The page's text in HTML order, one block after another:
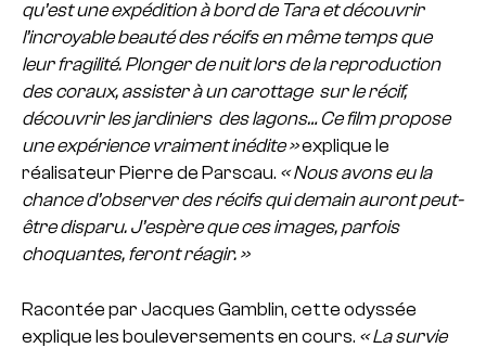
qu’est une expédition à bord de Tara et découvrir
l’incroyable beauté des récifs en même temps que
leur fragilité. Plonger de nuit lors de la reproduction
des coraux, assister à un carottage sur le récif,
découvrir les jardiniers des lagons… Ce film propose
une expérience vraiment inédite »explique le
réalisateur Pierre de Parscau. « Nous avons eu la
chance d’observer des récifs qui demain auront peut-
être disparu. J’espère que ces images, parfois
choquantes, feront réagir. »
Racontée par Jacques Gamblin, cette odyssée
explique les bouleversements en cours. « La survie